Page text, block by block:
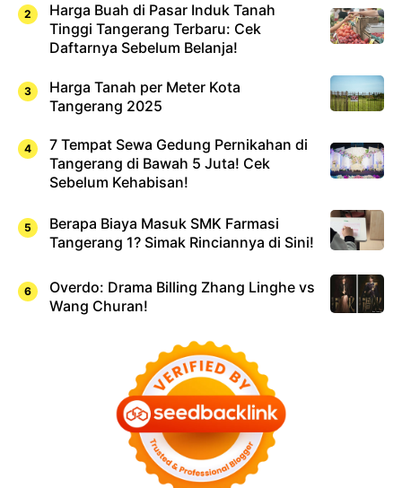
Harga Buah di Pasar Induk Tanah
Tinggi Tangerang Terbaru: Cek
Daftarnya Sebelum Belanja!
Harga Tanah per Meter Kota
Tangerang 2025
7 Tempat Sewa Gedung Pernikahan di
Tangerang di Bawah 5 Juta! Cek
Sebelum Kehabisan!
Berapa Biaya Masuk SMK Farmasi
Tangerang 1? Simak Rinciannya di Sini!
Overdo: Drama Billing Zhang Linghe vs
Wang Churan!